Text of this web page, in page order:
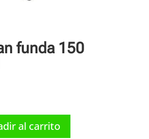
funda 150
al carrito